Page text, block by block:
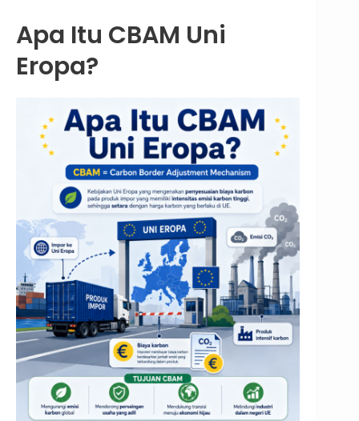
Apa Itu CBAM Uni
Eropa?